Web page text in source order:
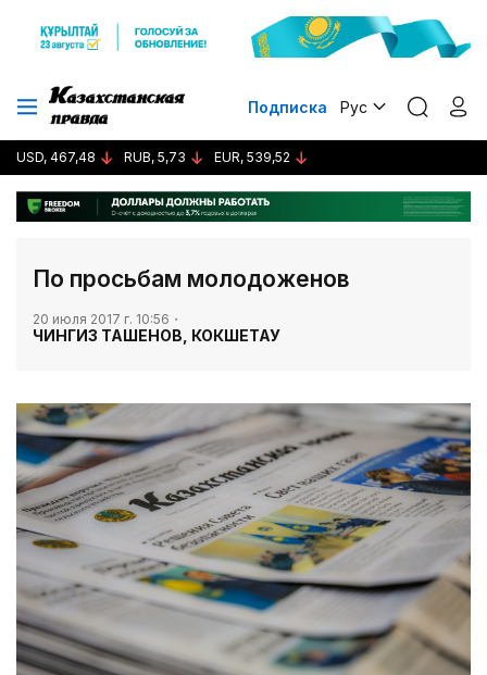
Подписка Рус
USD, 467,48 RUB, 5,73 EUR, 539,52
По просьбам молодоженов
20 июля 2017 г. 10:56
ЧИНГИЗ ТАШЕНОВ, КОКШЕТАУ